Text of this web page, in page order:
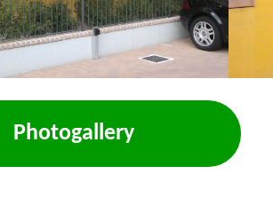
Photogallery